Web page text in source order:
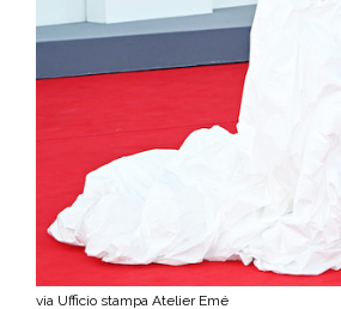
via Ufficio stampa Atelier Emé